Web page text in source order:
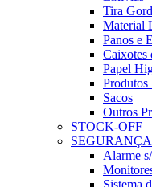
Tira
Material
Panos e
Papel
Produtos
Sacos
Outros
STOCK-OFF
Alarme
Sistema